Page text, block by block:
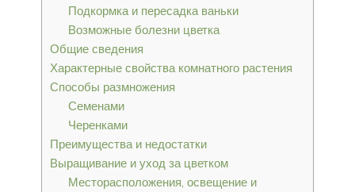
Подкормка и пересадка ваньки
Возможные болезни цветка
Общие сведения
Характерные свойства комнатного растения
Способы размножения
Семенами
Черенками
Преимущества и недостатки
Выращивание и уход за цветком
Месторасположения, освещение и